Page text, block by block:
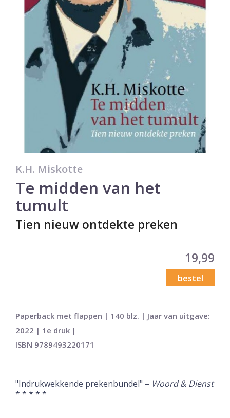
K.H. Miskotte
Te midden van het
tumult
Tien nieuw ontdekte preken
19,99
bestel
Paperback met flappen | 140 blz. | Jaar van uitgave:
2022 | 1e druk |
ISBN 9789493220171
"Indrukwekkende prekenbundel" – Woord & Dienst
* * * * *